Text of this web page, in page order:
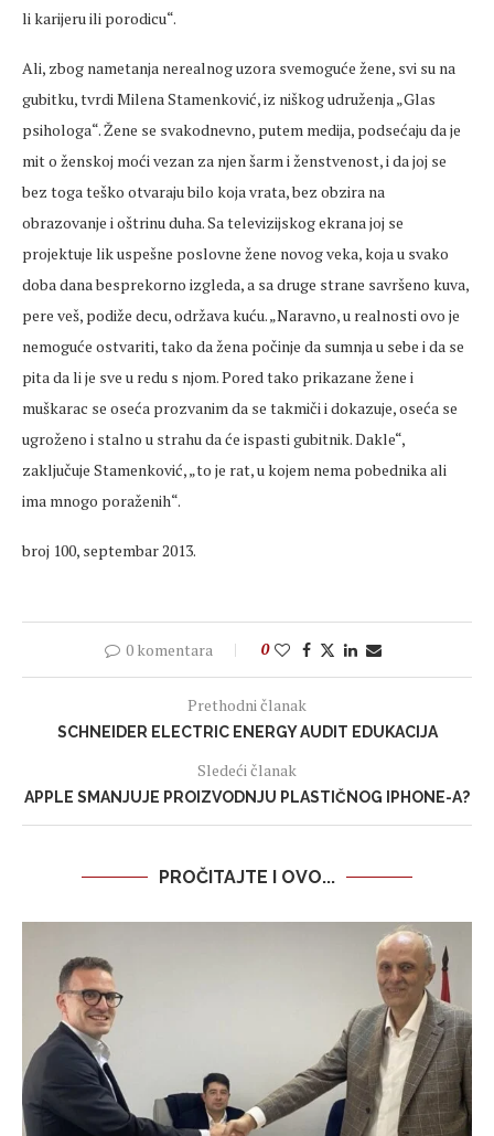
li karijeru ili porodicu“.
Ali, zbog nametanja nerealnog uzora svemoguće žene, svi su na
gubitku, tvrdi Milena Stamenković, iz niškog udruženja „Glas
psihologa“. Žene se svakodnevno, putem medija, podsećaju da je
mit o ženskoj moći vezan za njen šarm i ženstvenost, i da joj se
bez toga teško otvaraju bilo koja vrata, bez obzira na
obrazovanje i oštrinu duha. Sa televizijskog ekrana joj se
projektuje lik uspešne poslovne žene novog veka, koja u svako
doba dana besprekorno izgleda, a sa druge strane savršeno kuva,
pere veš, podiže decu, održava kuću. „Naravno, u realnosti ovo je
nemoguće ostvariti, tako da žena počinje da sumnja u sebe i da se
pita da li je sve u redu s njom. Pored tako prikazane žene i
muškarac se oseća prozvanim da se takmiči i dokazuje, oseća se
ugroženo i stalno u strahu da će ispasti gubitnik. Dakle“,
zaključuje Stamenković, „to je rat, u kojem nema pobednika ali
ima mnogo poraženih“.
broj 100, septembar 2013.
0 komentara 0
Prethodni članak
SCHNEIDER ELECTRIC ENERGY AUDIT EDUKACIJA
Sledeći članak
APPLE SMANJUJE PROIZVODNJU PLASTIČNOG IPHONE-A?
PROČITAJTE I OVO...